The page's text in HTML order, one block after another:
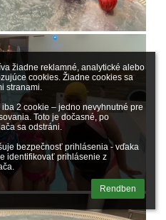
žiadne reklamné, analytické alebo
cookies. Žiadne cookies sa
stranami.
iba 2 cookie – jedno nevyhnutné pre
Toto je dočasné, po
sa odstráni.
bezpečnosť prihlásenia - vďaka
identifikovať prihlásenie z
Rendben